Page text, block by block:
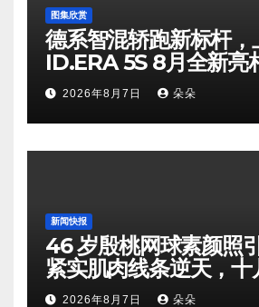
图集欣赏
德系智混轿跑新标杆，
ID.ERA 5S 8月全新亮
2026年8月7日 朵朵
新闻快报
46 岁殷桃网球素颜照
紧实肌肉线条逆天，十
就逆龄状态
2026年8月7日 朵朵